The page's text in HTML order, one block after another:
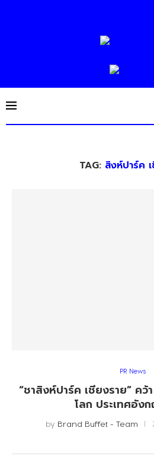
TAG: สิงห์ปาร์ค
PR News
“ชาสิงห์ปาร์ค เชียงราย” คว้
โลก ประเทศอัง
by Brand Buffet - Team